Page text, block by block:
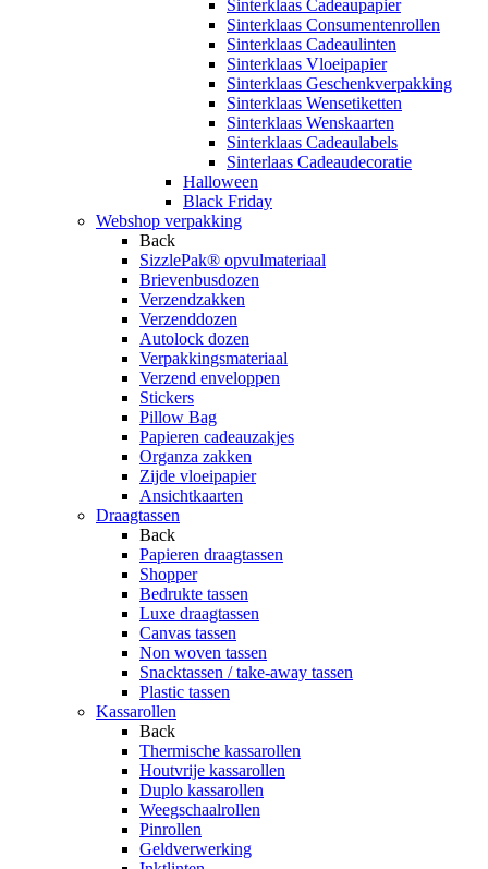
Sinterklaas Cadeaupapier
Sinterklaas Consumentenrollen
Sinterklaas Cadeaulinten
Sinterklaas Vloeipapier
Sinterklaas Geschenkverpakking
Sinterklaas Wensetiketten
Sinterklaas Wenskaarten
Sinterklaas Cadeaulabels
Sinterlaas Cadeaudecoratie
Halloween
Black Friday
Webshop verpakking
Back
SizzlePak® opvulmateriaal
Brievenbusdozen
Verzendzakken
Verzenddozen
Autolock dozen
Verpakkingsmateriaal
Verzend enveloppen
Stickers
Pillow Bag
Papieren cadeauzakjes
Organza zakken
Zijde vloeipapier
Ansichtkaarten
Draagtassen
Back
Papieren draagtassen
Shopper
Bedrukte tassen
Luxe draagtassen
Canvas tassen
Non woven tassen
Snacktassen / take-away tassen
Plastic tassen
Kassarollen
Back
Thermische kassarollen
Houtvrije kassarollen
Duplo kassarollen
Weegschaalrollen
Pinrollen
Geldverwerking